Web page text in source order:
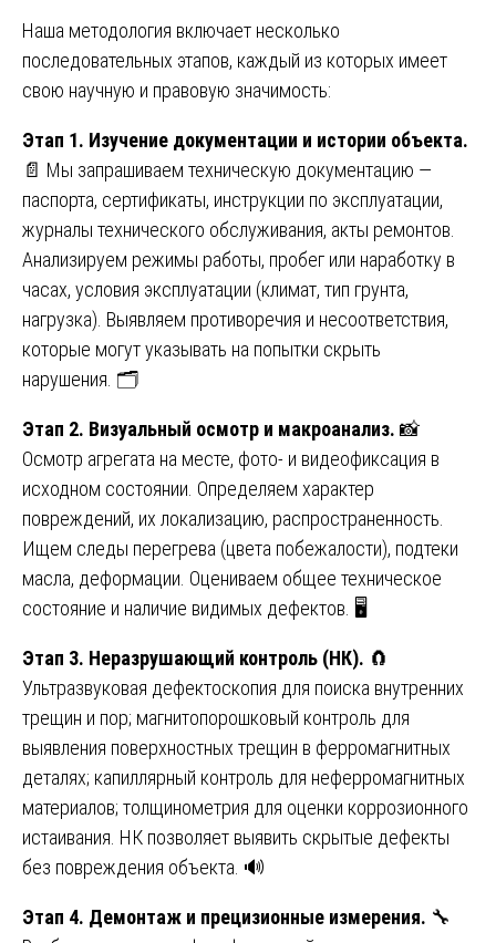
Наша методология включает несколько
последовательных этапов, каждый из которых имеет
свою научную и правовую значимость:
Этап 1. Изучение документации и истории объекта.
📄 Мы запрашиваем техническую документацию —
паспорта, сертификаты, инструкции по эксплуатации,
журналы технического обслуживания, акты ремонтов.
Анализируем режимы работы, пробег или наработку в
часах, условия эксплуатации (климат, тип грунта,
нагрузка). Выявляем противоречия и несоответствия,
которые могут указывать на попытки скрыть
нарушения. 🗂️
Этап 2. Визуальный осмотр и макроанализ. 📸
Осмотр агрегата на месте, фото- и видеофиксация в
исходном состоянии. Определяем характер
повреждений, их локализацию, распространенность.
Ищем следы перегрева (цвета побежалости), подтеки
масла, деформации. Оцениваем общее техническое
состояние и наличие видимых дефектов. 🖥️
Этап 3. Неразрушающий контроль (НК). 🧲
Ультразвуковая дефектоскопия для поиска внутренних
трещин и пор; магнитопорошковый контроль для
выявления поверхностных трещин в ферромагнитных
деталях; капиллярный контроль для неферромагнитных
материалов; толщинометрия для оценки коррозионного
истаивания. НК позволяет выявить скрытые дефекты
без повреждения объекта. 🔊
Этап 4. Демонтаж и прецизионные измерения. 🔧